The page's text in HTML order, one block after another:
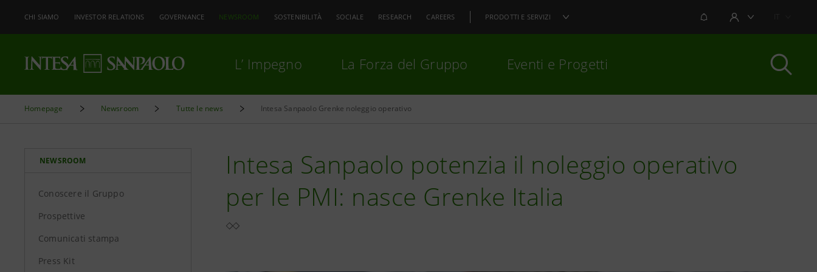
CHI SIAMO INVESTOR RELATIONS GOVERNANCE NEWSROOM SOSTENIBILITÀ SOCIALE RESEARCH CAREERS PRODOTTI E SERVIZI NOTIFICHEAREA UTENTE
L’ Impegno La Forza del Gruppo Eventi e Progetti
Homepage Newsroom Tutte le news Intesa Sanpaolo Grenke noleggio operativo
NEWSROOM
Conoscere il Gruppo
Prospettive
Comunicati stampa
Press Kit
Intesa Sanpaolo potenzia il noleggio operativo
per le PMI: nasce Grenke Italia